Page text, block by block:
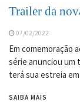
Trailer da
07/02/2022
Em comemoração
série anunciou um
terá sua estreia
SAIBA MAIS